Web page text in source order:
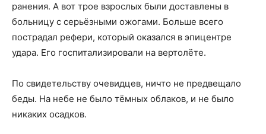
ранения. А вот трое взрослых были доставлены в
больницу с серьёзными ожогами. Больше всего
пострадал рефери, который оказался в эпицентре
удара. Его госпитализировали на вертолёте.
По свидетельству очевидцев, ничто не предвещало
беды. На небе не было тёмных облаков, и не было
никаких осадков.